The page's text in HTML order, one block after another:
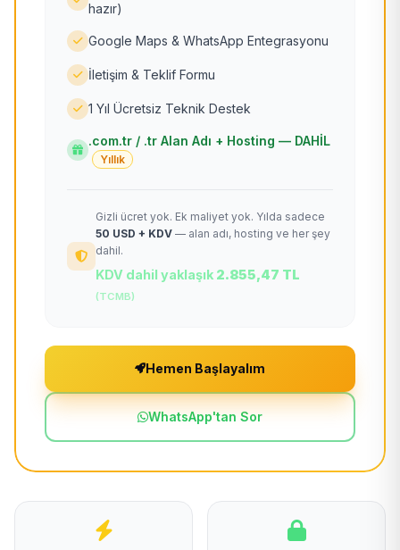
hazır)
Google Maps & WhatsApp Entegrasyonu
İletişim & Teklif Formu
1 Yıl Ücretsiz Teknik Destek
.com.tr / .tr Alan Adı + Hosting — DAHİL
Yıllık
Gizli ücret yok. Ek maliyet yok. Yılda sadece
50 USD + KDV — alan adı, hosting ve her şey
dahil.
KDV dahil yaklaşık 2.855,47 TL
(TCMB)
Hemen Başlayalım
WhatsApp'tan Sor